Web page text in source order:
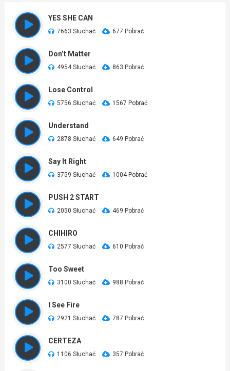
YES SHE CAN
7663 Słuchać 677 Pobrać
Don’t Matter
4954 Słuchać 863 Pobrać
Lose Control
5756 Słuchać 1567 Pobrać
Understand
2878 Słuchać 649 Pobrać
Say It Right
3759 Słuchać 1004 Pobrać
PUSH 2 START
2050 Słuchać 469 Pobrać
CHIHIRO
2577 Słuchać 610 Pobrać
Too Sweet
3100 Słuchać 988 Pobrać
I See Fire
2921 Słuchać 787 Pobrać
CERTEZA
1106 Słuchać 357 Pobrać